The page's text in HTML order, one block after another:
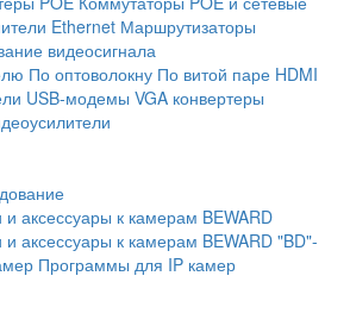
Ethernet Маршрутизаторы
видеосигнала
По оптоволокну По витой паре HDMI
USB-модемы VGA конвертеры
аксессуары к камерам BEWARD
аксессуары к камерам BEWARD "BD"-
Программы для IP камер